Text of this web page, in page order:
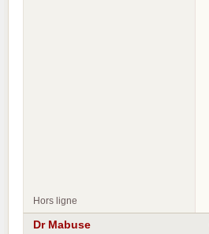
Hors ligne
Dr Mabuse